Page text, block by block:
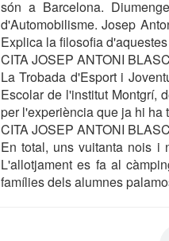
són a Barcelona.
d'Automobilisme. Josep
Explica la filosofia
CITA JOSEP ANTONI
La Trobada d'Esport i
Escolar de l'institut Montgrí,
per l'experiència que ja hi ha
CITA JOSEP ANTONI
En total, uns vuitanta nois i
L'allotjament es fa al
famílies dels alumnes